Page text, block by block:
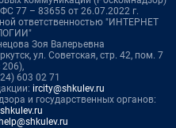
77 – 83655 от 26.07.2022 г.
ответственностью "ИНТЕРНЕТ
Зоя Валерьевна
ул. Советская, стр. 42, пом. 7
603 02 71
ircity@shkulev.ru
и государственных органов: